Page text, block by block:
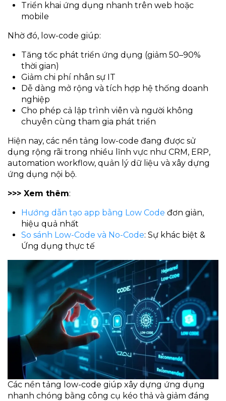
Triển khai ứng dụng nhanh trên web hoặc
mobile
Nhờ đó, low-code giúp:
Tăng tốc phát triển ứng dụng (giảm 50–90%
thời gian)
Giảm chi phí nhân sự IT
Dễ dàng mở rộng và tích hợp hệ thống doanh
nghiệp
Cho phép cả lập trình viên và người không
chuyên cùng tham gia phát triển
Hiện nay, các nền tảng low-code đang được sử
dụng rộng rãi trong nhiều lĩnh vực như CRM, ERP,
automation workflow, quản lý dữ liệu và xây dựng
ứng dụng nội bộ.
>>> Xem thêm:
Hướng dẫn tạo app bằng Low Code đơn giản,
hiệu quả nhất
So sánh Low-Code và No-Code: Sự khác biệt &
Ứng dụng thực tế
Các nền tảng low-code giúp xây dựng ứng dụng
nhanh chóng bằng công cụ kéo thả và giảm đáng